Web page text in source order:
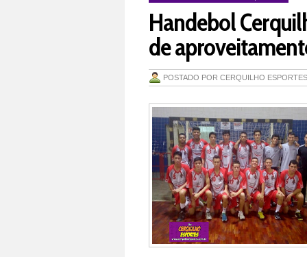
Handebol
de
POSTADO POR CERQUILHO ESPORTES